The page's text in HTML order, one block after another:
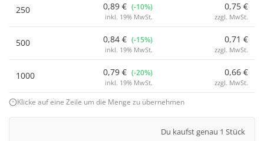
250 0,89 € (-10%)
inkl. 19% MwSt.
0,75 €
zzgl. MwSt.
500 0,84 € (-15%)
inkl. 19% MwSt.
0,71 €
zzgl. MwSt.
1000 0,79 € (-20%)
inkl. 19% MwSt.
0,66 €
zzgl. MwSt.
Klicke auf eine Zeile um die Menge zu übernehmen
Du kaufst genau 1 Stück